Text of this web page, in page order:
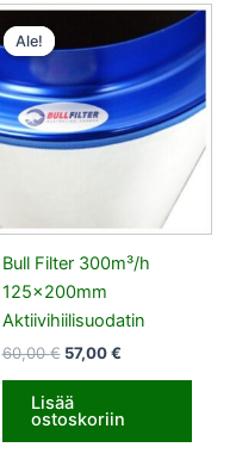
Ale!
Ale!
Bull Filter 300m³/h
125x200mm
Aktiivihiilisuodatin
60,00€
Alkuperäinen
oli:
60,00 €.
57,00€
Nykyinen
hinta
57,00 €.
Lisää
ostoskoriin